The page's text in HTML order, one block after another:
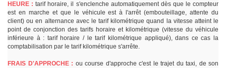
HEURE : tarif horaire, il s'enclenche automatiquement dès que le compteur
est en marche et que le véhicule est à l'arrêt (embouteillage, attente du
client) ou en alternance avec le tarif kilométrique quand la vitesse atteint le
point de conjonction des tarifs horaire et kilométrique (vitesse du véhicule
inférieure à : tarif horaire / le tarif kilométrique appliqué), dans ce cas la
comptabilisation par le tarif kilométrique s'arrête.
FRAIS D'APPROCHE : ou course d'approche c'est le trajet du taxi, de son